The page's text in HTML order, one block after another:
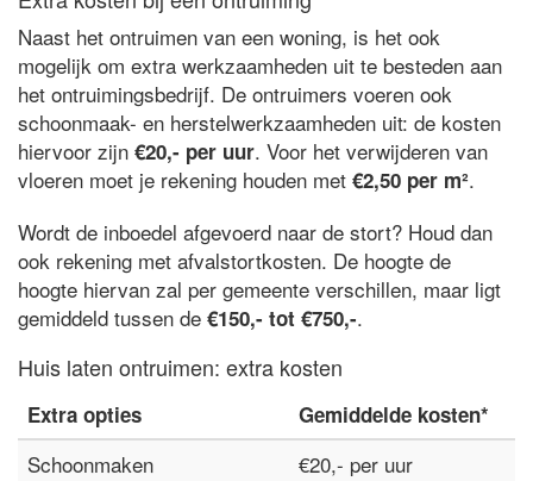
Naast het ontruimen van een woning, is het ook
mogelijk om extra werkzaamheden uit te besteden aan
het ontruimingsbedrijf. De ontruimers voeren ook
schoonmaak- en herstelwerkzaamheden uit: de kosten
hiervoor zijn €20,- per uur. Voor het verwijderen van
vloeren moet je rekening houden met €2,50 per m².
Wordt de inboedel afgevoerd naar de stort? Houd dan
ook rekening met afvalstortkosten. De hoogte de
hoogte hiervan zal per gemeente verschillen, maar ligt
gemiddeld tussen de €150,- tot €750,-.
Huis laten ontruimen: extra kosten
Extra opties Gemiddelde kosten*
Schoonmaken
€20,- per uur